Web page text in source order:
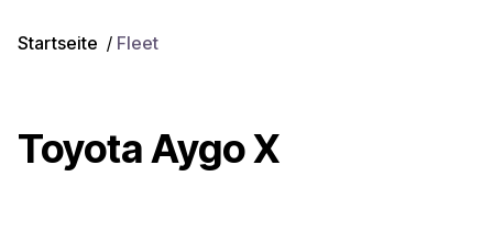
Startseite / Fleet
Toyota Aygo X